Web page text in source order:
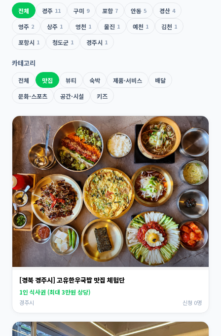
전체 경주 11 구미 9 포항 7 안동 5 경산 4
영주 2 상주 1 영천 1 울진 1 예천 1 김천 1
포항시 1 청도군 1 경주시 1
카테고리
전체 맛집 뷰티 숙박 제품·서비스
배달
문화·스포츠
공간·시설 키즈
[경북 경주시] 고유한우국밥 맛집 체험단
1인 식사권 (최대 3만원 상당)
경주시 신청 0명